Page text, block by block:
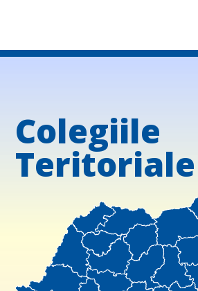
Colegiile
Teritoriale